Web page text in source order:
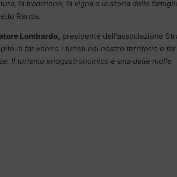
la tradizione, la vigna e la storia delle
Renda.
Lombardo, presidente dell’associazione
di far venire i turisti nel nostro territorio e far
Il turismo enogastronomico è una delle molle